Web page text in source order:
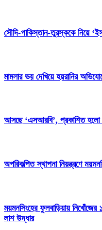
সৌদি-পাকিস্তান-তুরস্ককে নিয়ে
মামলার ভয় দেখিয়ে হয়রানির
আসছে ‘এসআরবি’, প্রকাশিত
অপরিকল্পিত স্থাপনা নিয়ন্ত্রণে
ময়মনসিংহের ফুলবাড়িয়ায়
লাশ উদ্ধার